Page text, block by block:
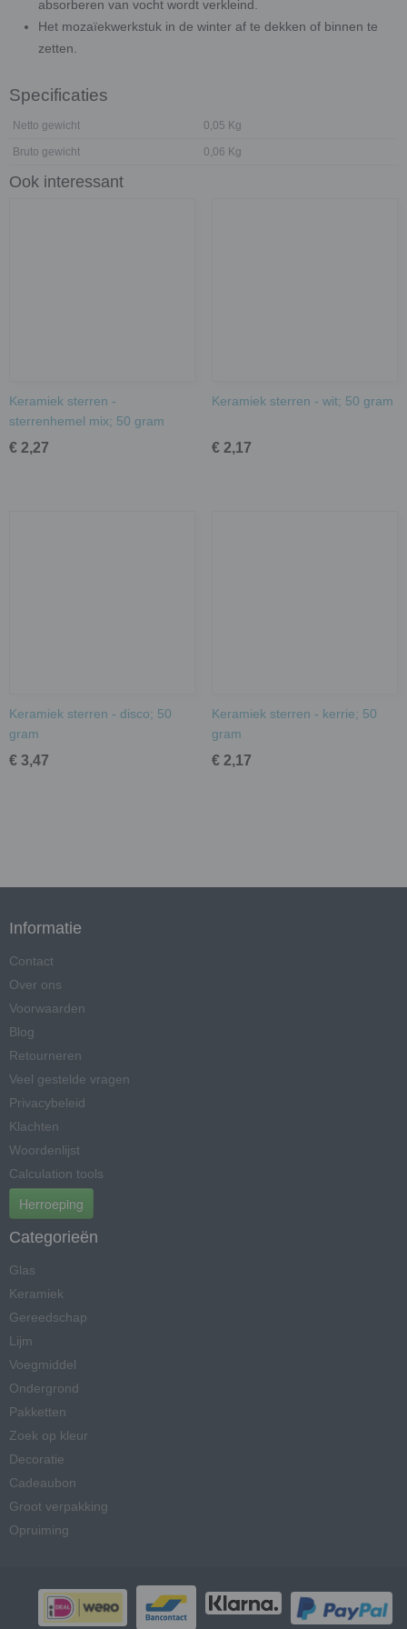
absorberen van vocht wordt verkleind.
Het mozaïekwerkstuk in de winter af te dekken of binnen te
zetten.
Specificaties
Netto gewicht 0,05 Kg
Bruto gewicht 0,06 Kg
Ook interessant
Keramiek sterren -
sterrenhemel mix; 50 gram
€ 2,27
Keramiek sterren - wit; 50 gram
€ 2,17
Keramiek sterren - disco; 50
gram
€ 3,47
Keramiek sterren - kerrie; 50
gram
€ 2,17
Informatie
Contact
Over ons
Voorwaarden
Blog
Retourneren
Veel gestelde vragen
Privacybeleid
Klachten
Woordenlijst
Calculation tools
Herroeping
Categorieën
Glas
Keramiek
Gereedschap
Lijm
Voegmiddel
Ondergrond
Pakketten
Zoek op kleur
Decoratie
Cadeaubon
Groot verpakking
Opruiming